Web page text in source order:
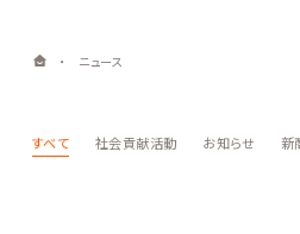
・ ニュース
すべて 社会貢献活動 お知らせ 新